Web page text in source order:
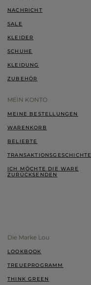
NACHRICHT
SALE
KLEIDER
SCHUHE
KLEIDUNG
ZUBEHÖR
MEIN KONTO
MEINE BESTELLUNGEN
WARENKORB
BELIEBTE
TRANSAKTIONSGESCHICHTE
ICH MÖCHTE DIE WARE
ZURÜCKSENDEN
Die Marke Lou
LOOKBOOK
TREUEPROGRAMM
THINK GREEN